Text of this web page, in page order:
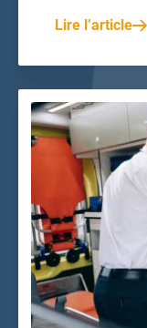
Lire l’article